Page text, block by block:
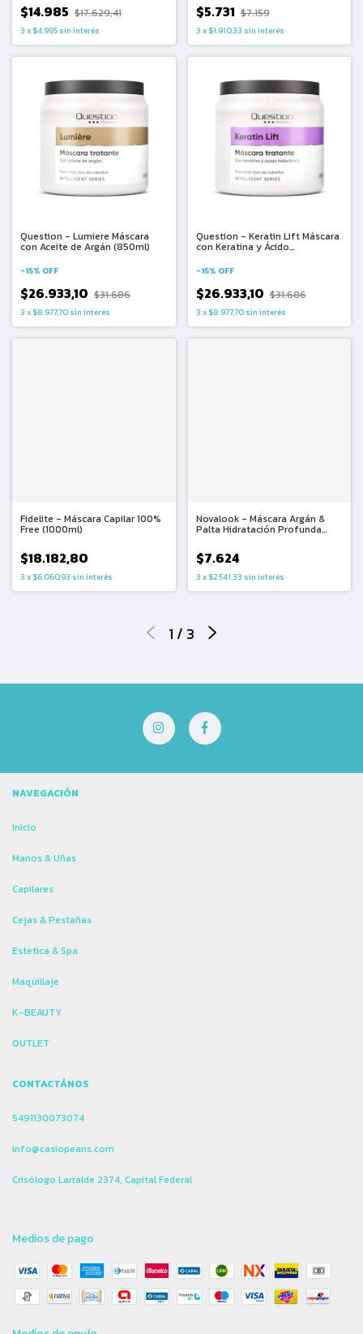
$14.985 $17.629,41
3 x $4.995 sin interés
$5.731 $7.159
3 x $1.910,33 sin interés
Question - Lumiere Máscara
con Aceite de Argán (850ml)
-15% OFF
$26.933,10 $31.686
3 x $8.977,70 sin interés
Question - Keratin Lift Máscara
con Keratina y Ácido
-15% OFF
$26.933,10 $31.686
3 x $8.977,70 sin interés
Fidelite - Máscara Capilar 100%
Free (1000ml)
$18.182,80
3 x $6.060,93 sin interés
Novalook - Máscara Argán &
Palta Hidratación Profunda
$7.624
3 x $2.541,33 sin interés
1 / 3
NAVEGACIÓN
Inicio
Manos & Uñas
Capilares
Cejas & Pestañas
Estetica & Spa
Maquillaje
K-BEAUTY
OUTLET
CONTACTÁNOS
5491130073074
info@casiopeans.com
Crisólogo Larralde 2374, Capital Federal
Medios de pago